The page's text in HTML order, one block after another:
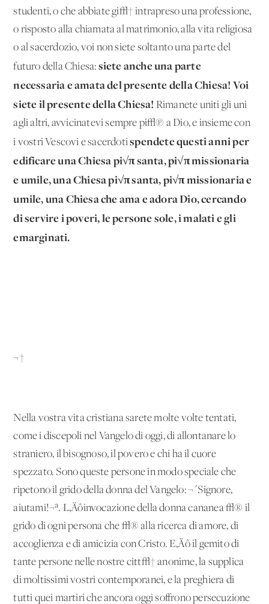
studenti, o che abbiate gi√† intrapreso una professione,
o risposto alla chiamata al matrimonio, alla vita religiosa
o al sacerdozio, voi non siete soltanto una parte del
futuro della Chiesa: siete anche una parte
necessaria e amata del presente della Chiesa! Voi
siete il presente della Chiesa! Rimanete uniti gli uni
agli altri, avvicinatevi sempre pi√π a Dio, e insieme con
i vostri Vescovi e sacerdotispendete questi anni per
edificare una Chiesa pi√π santa, pi√π missionaria
e umile, una Chiesa pi√π santa, pi√π missionaria e
umile, una Chiesa che ama e adora Dio, cercando
di servire i poveri, le persone sole, i malati e gli
emarginati.
¬†
Nella vostra vita cristiana sarete molte volte tentati,
come i discepoli nel Vangelo di oggi, di allontanare lo
straniero, il bisognoso, il povero e chi ha il cuore
spezzato. Sono queste persone in modo speciale che
ripetono il grido della donna del Vangelo: ¬´Signore,
aiutami!¬ª. L‚Äôinvocazione della donna cananea √® il
grido di ogni persona che √® alla ricerca di amore, di
accoglienza e di amicizia con Cristo. E‚Äô il gemito di
tante persone nelle nostre citt√† anonime, la supplica
di moltissimi vostri contemporanei, e la preghiera di
tutti quei martiri che ancora oggi soffrono persecuzione